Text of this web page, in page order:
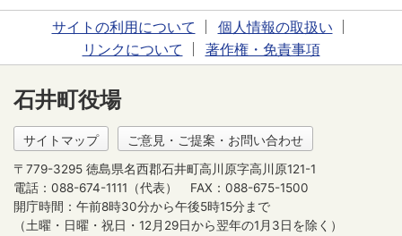
サイトの利用について
個人情報の取扱い
リンクについて
著作権・免責事項
石井町役場
サイトマップ ご意見・ご提案・お問い合わせ
〒779-3295 徳島県名西郡石井町高川原字高川原121-1
電話：088-674-1111（代表）
FAX：088-675-1500
開庁時間：午前8時30分から午後5時15分まで
（土曜・日曜・祝日・12月29日から翌年の1月3日を除く）